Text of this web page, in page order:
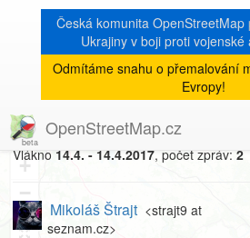
Česká komunita OpenStreetMap
Ukrajiny v boji proti vojenské
Odmítáme snahu o přemalování
Evropy!
OpenStreetMap.cz
8
+
−
« zpět na výpis měsíce
[Talk-cz]
SW pro databázi POI
Vlákno 14.4. - 14.4.2017, počet zpráv: 2
Mikoláš Štrajt <strajt9 at
seznam.cz>